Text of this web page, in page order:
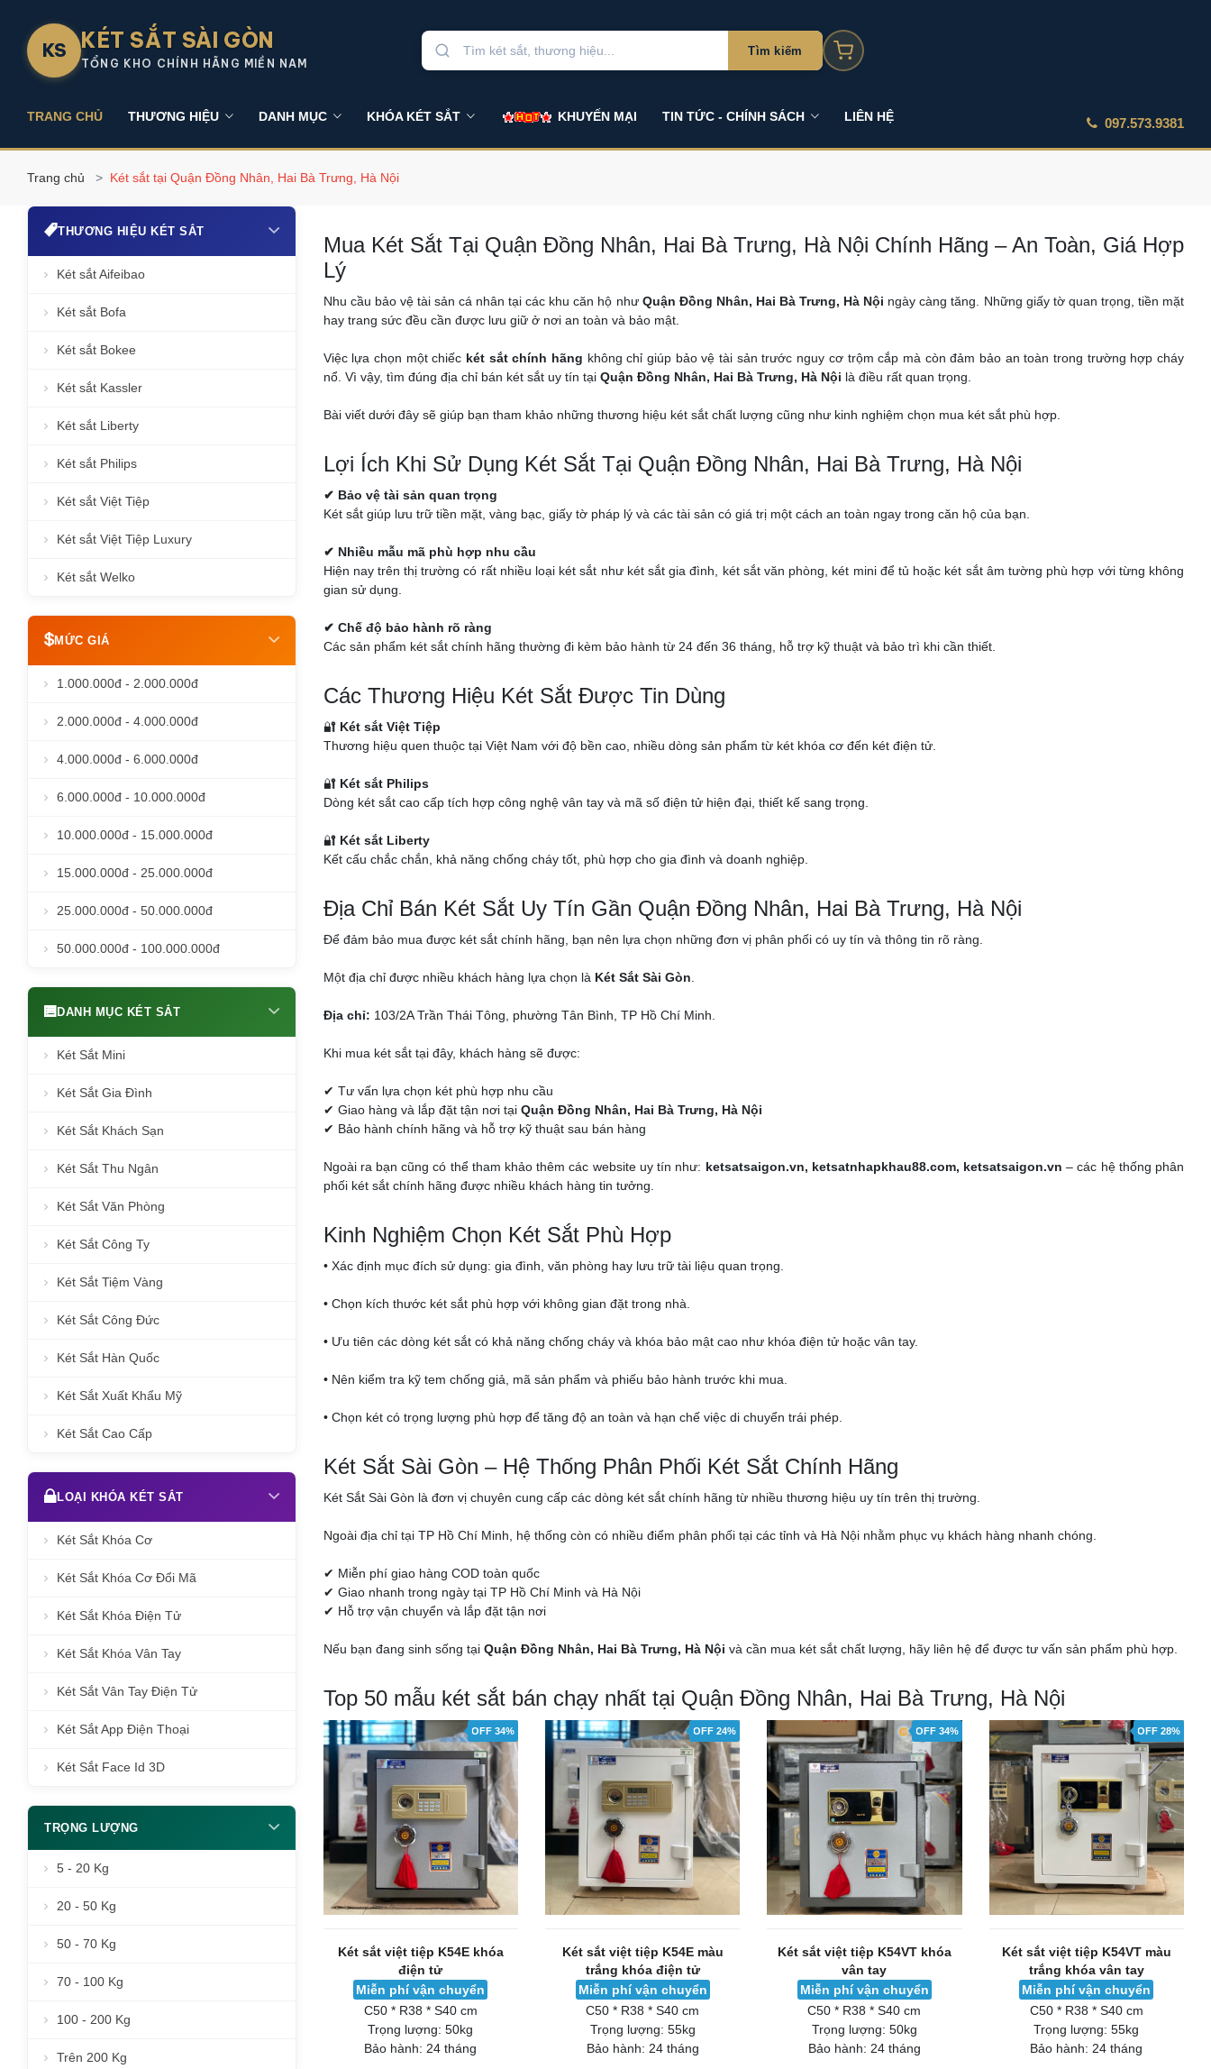
KS KÉT SẮT SÀI GÒN
TỔNG KHO CHÍNH HÃNG MIỀN NAM
Tìm kiếm
TRANG CHỦ THƯƠNG HIỆU DANH MỤC KHÓA KÉT SẮT KHUYẾN MẠI TIN TỨC - CHÍNH SÁCH LIÊN HỆ 097.573.9381
Trang chủ Két sắt tại Quận Đồng Nhân, Hai Bà Trưng, Hà Nội
THƯƠNG HIỆU KÉT SẮT
Két sắt Aifeibao
Két sắt Bofa
Két sắt Bokee
Két sắt Kassler
Két sắt Liberty
Két sắt Philips
Két sắt Việt Tiệp
Két sắt Việt Tiệp Luxury
Két sắt Welko
MỨC GIÁ
1.000.000đ - 2.000.000đ
2.000.000đ - 4.000.000đ
4.000.000đ - 6.000.000đ
6.000.000đ - 10.000.000đ
10.000.000đ - 15.000.000đ
15.000.000đ - 25.000.000đ
25.000.000đ - 50.000.000đ
50.000.000đ - 100.000.000đ
DANH MỤC KÉT SẮT
Két Sắt Mini
Két Sắt Gia Đình
Két Sắt Khách Sạn
Két Sắt Thu Ngân
Két Sắt Văn Phòng
Két Sắt Công Ty
Két Sắt Tiệm Vàng
Két Sắt Công Đức
Két Sắt Hàn Quốc
Két Sắt Xuất Khẩu Mỹ
Két Sắt Cao Cấp
LOẠI KHÓA KÉT SẮT
Két Sắt Khóa Cơ
Két Sắt Khóa Cơ Đổi Mã
Két Sắt Khóa Điện Tử
Két Sắt Khóa Vân Tay
Két Sắt Vân Tay Điện Tử
Két Sắt App Điện Thoại
Két Sắt Face Id 3D
TRỌNG LƯỢNG
5 - 20 Kg
20 - 50 Kg
50 - 70 Kg
70 - 100 Kg
100 - 200 Kg
Trên 200 Kg
Mua Két Sắt Tại Quận Đồng Nhân, Hai Bà Trưng, Hà Nội Chính Hãng – An Toàn, Giá Hợp
Lý
Nhu cầu bảo vệ tài sản cá nhân tại các khu căn hộ như Quận Đồng Nhân, Hai Bà Trưng, Hà Nội ngày càng tăng. Những giấy tờ quan trọng, tiền mặt
hay trang sức đều cần được lưu giữ ở nơi an toàn và bảo mật.
Việc lựa chọn một chiếc két sắt chính hãng không chỉ giúp bảo vệ tài sản trước nguy cơ trộm cắp mà còn đảm bảo an toàn trong trường hợp cháy
nổ. Vì vậy, tìm đúng địa chỉ bán két sắt uy tín tại Quận Đồng Nhân, Hai Bà Trưng, Hà Nội là điều rất quan trọng.
Bài viết dưới đây sẽ giúp bạn tham khảo những thương hiệu két sắt chất lượng cũng như kinh nghiệm chọn mua két sắt phù hợp.
Lợi Ích Khi Sử Dụng Két Sắt Tại Quận Đồng Nhân, Hai Bà Trưng, Hà Nội
✔ Bảo vệ tài sản quan trọng
Két sắt giúp lưu trữ tiền mặt, vàng bạc, giấy tờ pháp lý và các tài sản có giá trị một cách an toàn ngay trong căn hộ của bạn.
✔ Nhiều mẫu mã phù hợp nhu cầu
Hiện nay trên thị trường có rất nhiều loại két sắt như két sắt gia đình, két sắt văn phòng, két mini để tủ hoặc két sắt âm tường phù hợp với từng không
gian sử dụng.
✔ Chế độ bảo hành rõ ràng
Các sản phẩm két sắt chính hãng thường đi kèm bảo hành từ 24 đến 36 tháng, hỗ trợ kỹ thuật và bảo trì khi cần thiết.
Các Thương Hiệu Két Sắt Được Tin Dùng
🔐 Két sắt Việt Tiệp
Thương hiệu quen thuộc tại Việt Nam với độ bền cao, nhiều dòng sản phẩm từ két khóa cơ đến két điện tử.
🔐 Két sắt Philips
Dòng két sắt cao cấp tích hợp công nghệ vân tay và mã số điện tử hiện đại, thiết kế sang trọng.
🔐 Két sắt Liberty
Kết cấu chắc chắn, khả năng chống cháy tốt, phù hợp cho gia đình và doanh nghiệp.
Địa Chỉ Bán Két Sắt Uy Tín Gần Quận Đồng Nhân, Hai Bà Trưng, Hà Nội
Để đảm bảo mua được két sắt chính hãng, bạn nên lựa chọn những đơn vị phân phối có uy tín và thông tin rõ ràng.
Một địa chỉ được nhiều khách hàng lựa chọn là Két Sắt Sài Gòn
Địa chỉ: 103/2A Trần Thái Tông, phường Tân Bình, TP Hồ Chí Minh.
Khi mua két sắt tại đây, khách hàng sẽ được:
✔ Tư vấn lựa chọn két phù hợp nhu cầu
✔ Giao hàng và lắp đặt tận nơi tại Quận Đồng Nhân, Hai Bà Trưng, Hà Nội
✔ Bảo hành chính hãng và hỗ trợ kỹ thuật sau bán hàng
Ngoài ra bạn cũng có thể tham khảo thêm các website uy tín như: ketsatsaigon.vn, ketsatnhapkhau88.com, ketsatsaigon.vn – các hệ thống phân
phối két sắt chính hãng được nhiều khách hàng tin tưởng.
Kinh Nghiệm Chọn Két Sắt Phù Hợp
• Xác định mục đích sử dụng: gia đình, văn phòng hay lưu trữ tài liệu quan trọng.
• Chọn kích thước két sắt phù hợp với không gian đặt trong nhà.
• Ưu tiên các dòng két sắt có khả năng chống cháy và khóa bảo mật cao như khóa điện tử hoặc vân tay.
• Nên kiểm tra kỹ tem chống giả, mã sản phẩm và phiếu bảo hành trước khi mua.
• Chọn két có trọng lượng phù hợp để tăng độ an toàn và hạn chế việc di chuyển trái phép.
Két Sắt Sài Gòn – Hệ Thống Phân Phối Két Sắt Chính Hãng
Két Sắt Sài Gòn là đơn vị chuyên cung cấp các dòng két sắt chính hãng từ nhiều thương hiệu uy tín trên thị trường.
Ngoài địa chỉ tại TP Hồ Chí Minh, hệ thống còn có nhiều điểm phân phối tại các tỉnh và Hà Nội nhằm phục vụ khách hàng nhanh chóng.
✔ Miễn phí giao hàng COD toàn quốc
✔ Giao nhanh trong ngày tại TP Hồ Chí Minh và Hà Nội
✔ Hỗ trợ vận chuyển và lắp đặt tận nơi
Nếu bạn đang sinh sống tại Quận Đồng Nhân, Hai Bà Trưng, Hà Nội và cần mua két sắt chất lượng, hãy liên hệ để được tư vấn sản phẩm phù hợp.
Top 50 mẫu két sắt bán chạy nhất tại Quận Đồng Nhân, Hai Bà Trưng, Hà Nội
OFF 34%
Két sắt việt tiệp K54E khóa
điện tử
Miễn phí vận chuyển
C50 * R38 * S40 cm
Trọng lượng: 50kg
Bảo hành: 24 tháng
OFF 24%
Két sắt việt tiệp K54E màu
trắng khóa điện tử
Miễn phí vận chuyển
C50 * R38 * S40 cm
Trọng lượng: 55kg
Bảo hành: 24 tháng
OFF 34%
Két sắt việt tiệp K54VT khóa
vân tay
Miễn phí vận chuyển
C50 * R38 * S40 cm
Trọng lượng: 50kg
Bảo hành: 24 tháng
OFF 28%
Két sắt việt tiệp K54VT màu
trắng khóa vân tay
Miễn phí vận chuyển
C50 * R38 * S40 cm
Trọng lượng: 55kg
Bảo hành: 24 tháng